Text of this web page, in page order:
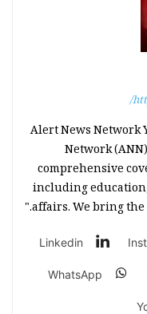
Alert News Network
Network
comprehensive
including
affairs. We bring the
Linkedin
WhatsApp